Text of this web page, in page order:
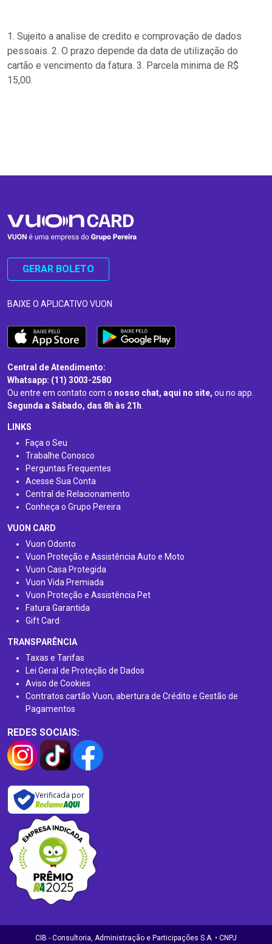
1. Sujeito a analise de credito e comprovação de dados
pessoais. 2. O prazo depende da data de utilização do
cartão e vencimento da fatura. 3. Parcela minima de R$
15,00.
GERAR BOLETO
BAIXE O APLICATIVO VUON
Central de Atendimento:
Whatsapp: (11) 3003-2580
Ou entre em contato com o nosso chat, aqui no site, ou no app.
Segunda a Sábado, das 8h às 21h.
LINKS
Faça o Seu
Trabalhe Conosco
Perguntas Frequentes
Acesse Sua Conta
Central de Relacionamento
Conheça o Grupo Pereira
VUON CARD
Vuon Odonto
Vuon Proteção e Assistência Auto e Moto
Vuon Casa Protegida
Vuon Vida Premiada
Vuon Proteção e Assistência Pet
Fatura Garantida
Gift Card
TRANSPARÊNCIA
Taxas e Tarifas
Lei Geral de Proteção de Dados
Aviso de Cookies
Contratos cartão Vuon, abertura de Crédito e Gestão de
Pagamentos
REDES SOCIAIS:
Verificada por
CIB - Consultoria, Administração e Participações S.A. • CNPJ